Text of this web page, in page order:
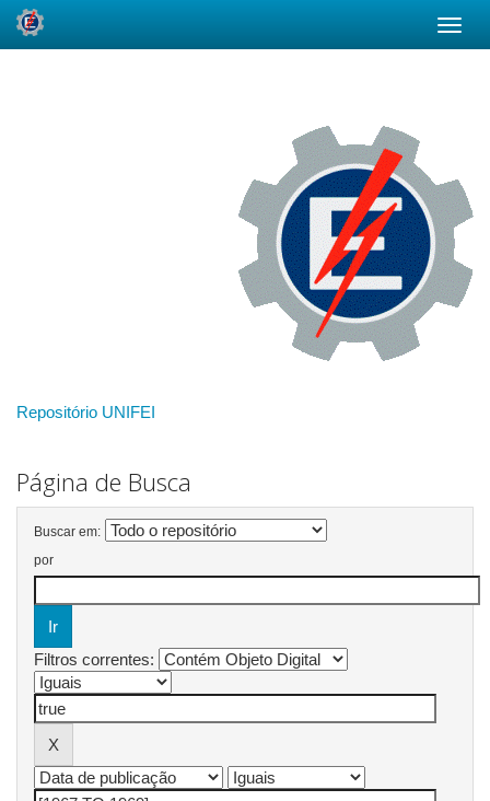
Repositório UNIFEI
Página de Busca
Buscar em:
por
Filtros correntes: